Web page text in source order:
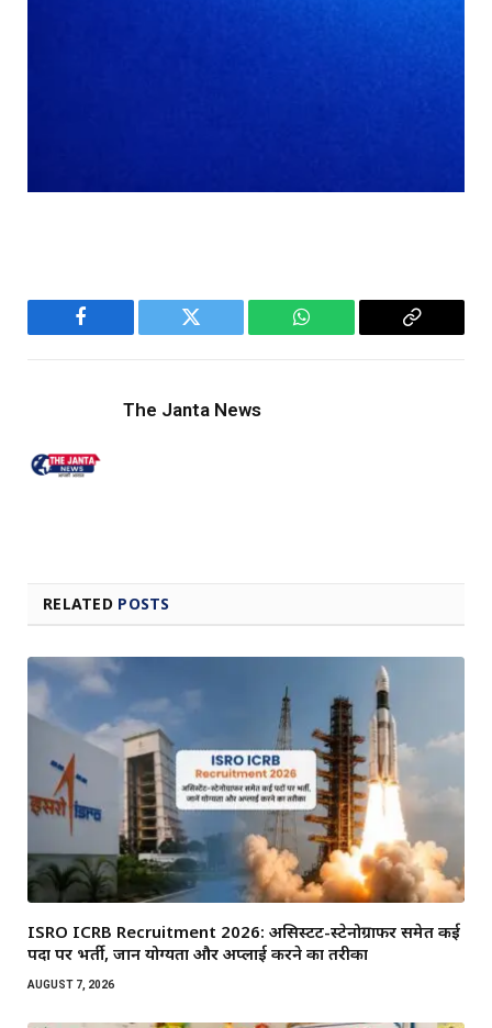
Facebook Twitter WhatsApp
Copy
The Janta News
RELATED POSTS
ISRO ICRB Recruitment 2026: असिस्टेंट-स्टेनोग्राफर समेत कई
पदों पर भर्ती, जानें योग्यता और अप्लाई करने का तरीका
AUGUST 7, 2026